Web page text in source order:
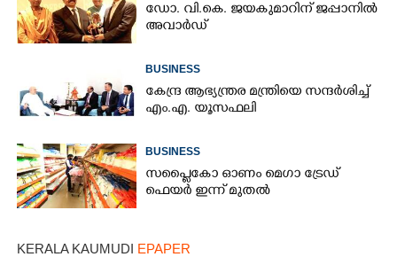
ഡോ. വി.കെ. ജയകുമാറിന് ജപ്പാനിൽ
അവാർഡ്
BUSINESS
കേന്ദ്ര ആഭ്യന്ത്രര മന്ത്രിയെ സന്ദർശിച്ച്
എം.എ. യൂസഫലി
BUSINESS
സപ്ലൈകോ ഓണം മെഗാ ട്രേഡ്
ഫെയർ ഇന്ന് മുതൽ
KERALA KAUMUDI EPAPER